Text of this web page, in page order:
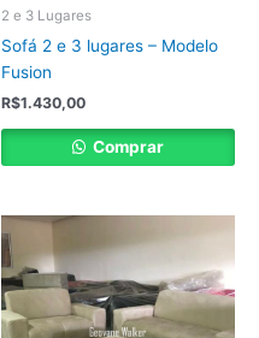
2 e 3 Lugares
Sofá 2 e 3 lugares – Modelo
Fusion
R$1.430,00
Comprar